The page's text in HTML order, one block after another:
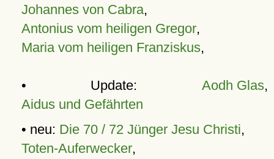
Johannes von Cabra,
Antonius vom heiligen Gregor,
Maria vom heiligen Franziskus,
• Update: Aodh Glas,
Aidus und Gefährten
• neu: Die 70 / 72 Jünger Jesu Christi,
Toten-Auferwecker,